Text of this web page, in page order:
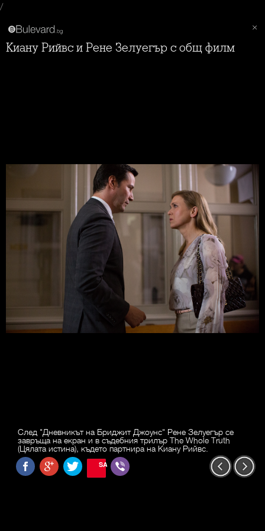
/
Киану Рийвс и Рене Зелуегър с общ филм
След "Дневникът на Бриджит Джоунс" Рене Зелуегър се
завръща на екран и в съдебния трилър The Whole Truth
(Цялата истина), където партнира на Киану Рийвс.
SAVE